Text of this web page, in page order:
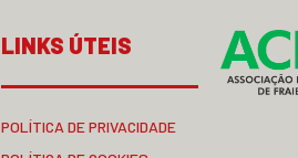
LINKS ÚTEIS
POLÍTICA DE PRIVACIDADE